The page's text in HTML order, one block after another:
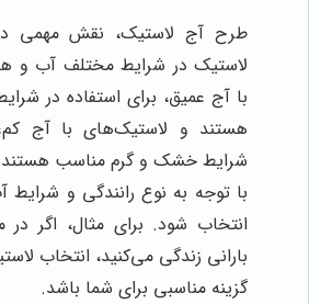
طرح آج لاستیک، نقش مهمی
لاستیک در شرایط مختلف آب و
با آج عمیق، برای استفاده در
هستند و لاستیک‌های با آج
شرایط خشک و گرم مناسب
با توجه به نوع رانندگی و
انتخاب شود. برای مثال، اگر
بارانی زندگی می‌کنید، انتخاب
گزینه مناسبی برای شما باشد.